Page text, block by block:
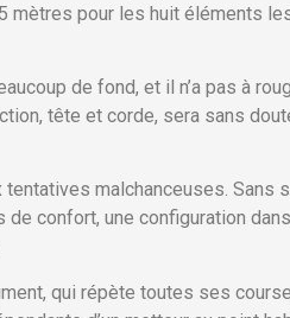
mètres pour les huit éléments
de fond, et il n’a pas à
tête et corde, sera sans
malchanceuses. Sans
confort, une configuration
qui répète toutes ses